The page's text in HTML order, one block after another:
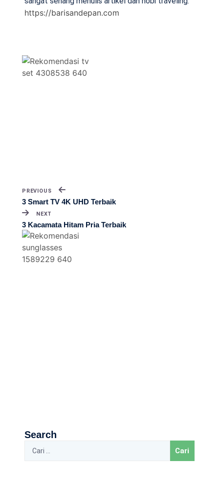
https://barisandepan.com
PREVIOUS
3 Smart TV 4K UHD Terbaik
NEXT
3 Kacamata Hitam Pria Terbaik
Search